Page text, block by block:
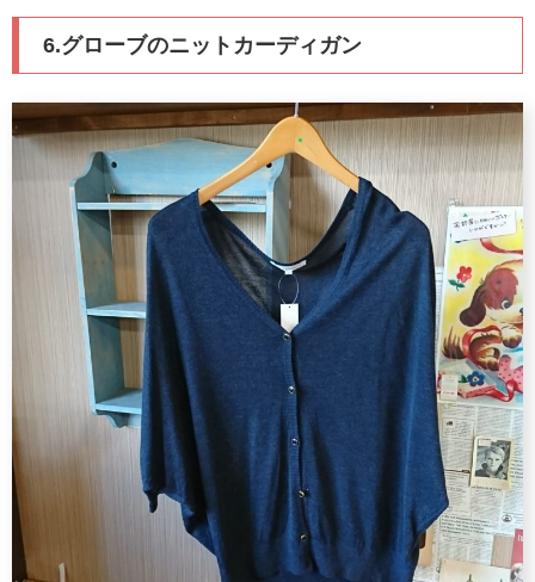
6.グローブのニットカーディガン